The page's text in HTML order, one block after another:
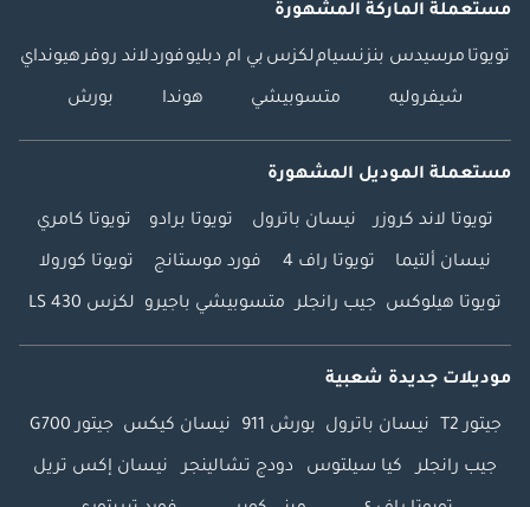
مستعملة الماركة المشهورة
تويوتا مرسيدس بنزنسياملكزس بي ام دبليوفوردلاند روفرهيونداي
شيفروليه متسوبيشي هوندا بورش
مستعملة الموديل المشهورة
تويوتا لاند كروزر نيسان باترول تويوتا برادو تويوتا كامري
نيسان ألتيما تويوتا راف 4 فورد موستانج تويوتا كورولا
تويوتا هيلوكس جيب رانجلر متسوبيشي باجيرو لكزس LS 430
موديلات جديدة شعبية
جيتور T2 نيسان باترول بورش 911 نيسان كيكس جيتور G700
جيب رانجلر كيا سيلتوس دودج تشالينجر نيسان إكس تريل